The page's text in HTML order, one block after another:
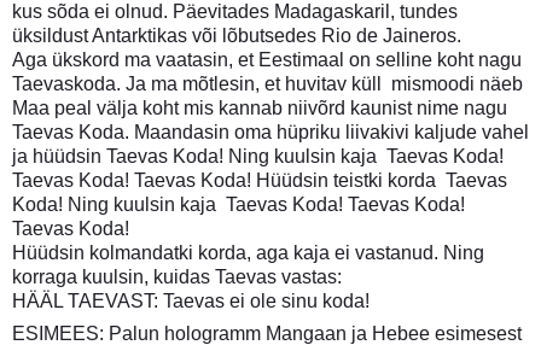
kus sõda ei olnud. Päevitades Madagaskaril, tundes
üksildust Antarktikas või lõbutsedes Rio de Jaineros.
Aga ükskord ma vaatasin, et Eestimaal on selline koht nagu
Taevaskoda. Ja ma mõtlesin, et huvitav küll  mismoodi näeb
Maa peal välja koht mis kannab niivõrd kaunist nime nagu
Taevas Koda. Maandasin oma hüpriku liivakivi kaljude vahel
ja hüüdsin Taevas Koda! Ning kuulsin kaja  Taevas Koda!
Taevas Koda! Taevas Koda! Hüüdsin teistki korda  Taevas
Koda! Ning kuulsin kaja  Taevas Koda! Taevas Koda!
Taevas Koda!
Hüüdsin kolmandatki korda, aga kaja ei vastanud. Ning
korraga kuulsin, kuidas Taevas vastas:
HÄÄL TAEVAST: Taevas ei ole sinu koda!
ESIMEES: Palun hologramm Mangaan ja Hebee esimesest